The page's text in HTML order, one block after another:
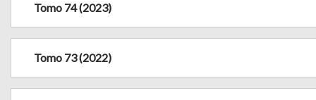
Tomo 74 (2023)
Tomo 73 (2022)